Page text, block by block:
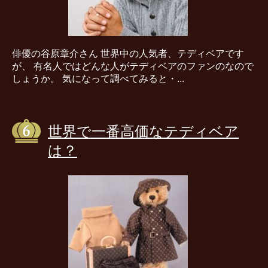
俳優の谷原章介さん 世界中の人気者、テディベアです
が、 有名人ではどんな人がテディベアのファンのなので
しょうか。 気になって調べてみると・...
世界で一番高価なテディベア
は？